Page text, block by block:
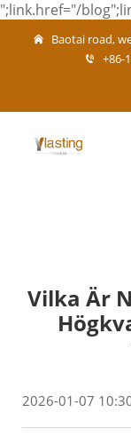
";link.href="/
Baotai road,
+86-
Vilka Är
2026-01-07